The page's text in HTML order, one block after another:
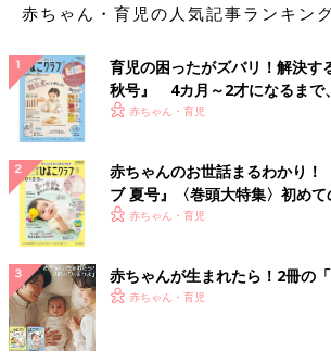
赤ちゃん・育児の人気記事ランキン
育児の困ったがズバリ！解決す
秋号』 4カ月～2才になるまで
いっぱい！
赤ちゃん・育児
赤ちゃんのお世話まるわかり！
ブ 夏号』〈巻頭大特集〉初め
く！ おっぱい・ミルクの基本と
赤ちゃん・育児
赤ちゃんが生まれたら！2冊の「
赤ちゃん・育児